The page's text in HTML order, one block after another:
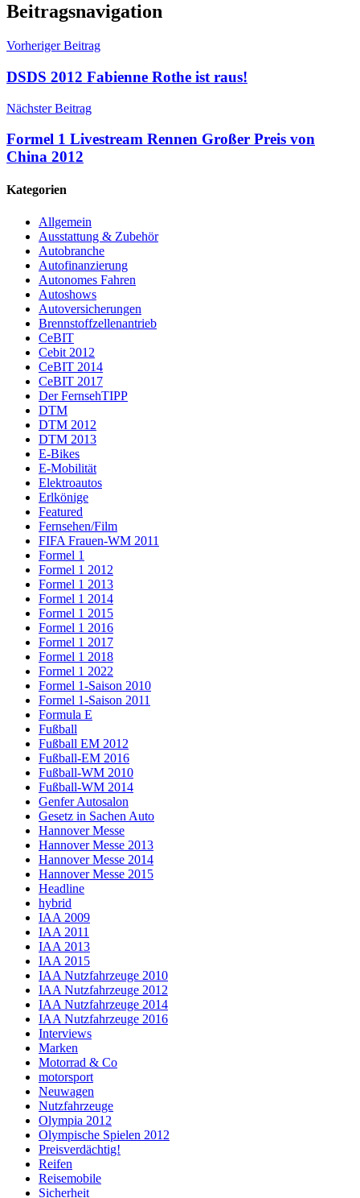
Beitragsnavigation
Vorheriger Beitrag
DSDS 2012 Fabienne Rothe ist raus!
Nächster Beitrag
Formel 1 Livestream Rennen Großer Preis von
China 2012
Kategorien
Allgemein
Ausstattung & Zubehör
Autobranche
Autofinanzierung
Autonomes Fahren
Autoshows
Autoversicherungen
Brennstoffzellenantrieb
CeBIT
Cebit 2012
CeBIT 2014
CeBIT 2017
Der FernsehTIPP
DTM
DTM 2012
DTM 2013
E-Bikes
E-Mobilität
Elektroautos
Erlkönige
Featured
Fernsehen/Film
FIFA Frauen-WM 2011
Formel 1
Formel 1 2012
Formel 1 2013
Formel 1 2014
Formel 1 2015
Formel 1 2016
Formel 1 2017
Formel 1 2018
Formel 1 2022
Formel 1-Saison 2010
Formel 1-Saison 2011
Formula E
Fußball
Fußball EM 2012
Fußball-EM 2016
Fußball-WM 2010
Fußball-WM 2014
Genfer Autosalon
Gesetz in Sachen Auto
Hannover Messe
Hannover Messe 2013
Hannover Messe 2014
Hannover Messe 2015
Headline
hybrid
IAA 2009
IAA 2011
IAA 2013
IAA 2015
IAA Nutzfahrzeuge 2010
IAA Nutzfahrzeuge 2012
IAA Nutzfahrzeuge 2014
IAA Nutzfahrzeuge 2016
Interviews
Marken
Motorrad & Co
motorsport
Neuwagen
Nutzfahrzeuge
Olympia 2012
Olympische Spielen 2012
Preisverdächtig!
Reifen
Reisemobile
Sicherheit